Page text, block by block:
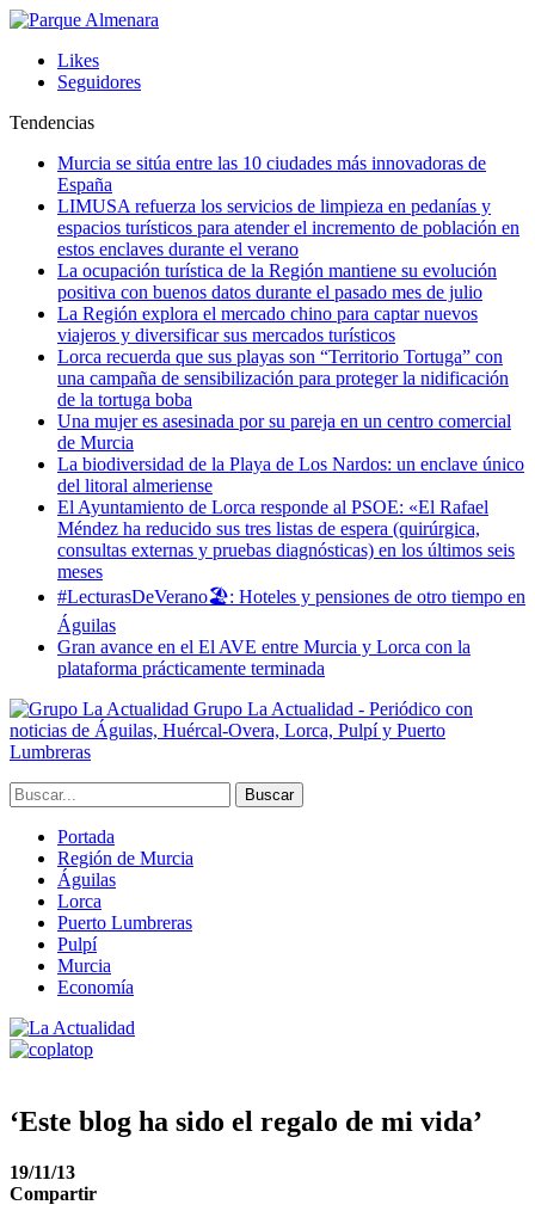
Likes
Seguidores
Tendencias
Murcia se sitúa entre las 10 ciudades más innovadoras de
España
LIMUSA refuerza los servicios de limpieza en pedanías y
espacios turísticos para atender el incremento de población en
estos enclaves durante el verano
La ocupación turística de la Región mantiene su evolución
positiva con buenos datos durante el pasado mes de julio
La Región explora el mercado chino para captar nuevos
viajeros y diversificar sus mercados turísticos
Lorca recuerda que sus playas son “Territorio Tortuga” con
una campaña de sensibilización para proteger la nidificación
de la tortuga boba
Una mujer es asesinada por su pareja en un centro comercial
de Murcia
La biodiversidad de la Playa de Los Nardos: un enclave único
del litoral almeriense
El Ayuntamiento de Lorca responde al PSOE: «El Rafael
Méndez ha reducido sus tres listas de espera (quirúrgica,
consultas externas y pruebas diagnósticas) en los últimos seis
meses
#LecturasDeVerano🏖: Hoteles y pensiones de otro tiempo en
Águilas
Gran avance en el El AVE entre Murcia y Lorca con la
plataforma prácticamente terminada
Grupo La Actualidad - Periódico con
noticias de Águilas, Huércal-Overa, Lorca, Pulpí y Puerto
Lumbreras
Portada
Región de Murcia
Águilas
Lorca
Puerto Lumbreras
Pulpí
Murcia
Economía
‘Este blog ha sido el regalo de mi vida’
19/11/13
Compartir